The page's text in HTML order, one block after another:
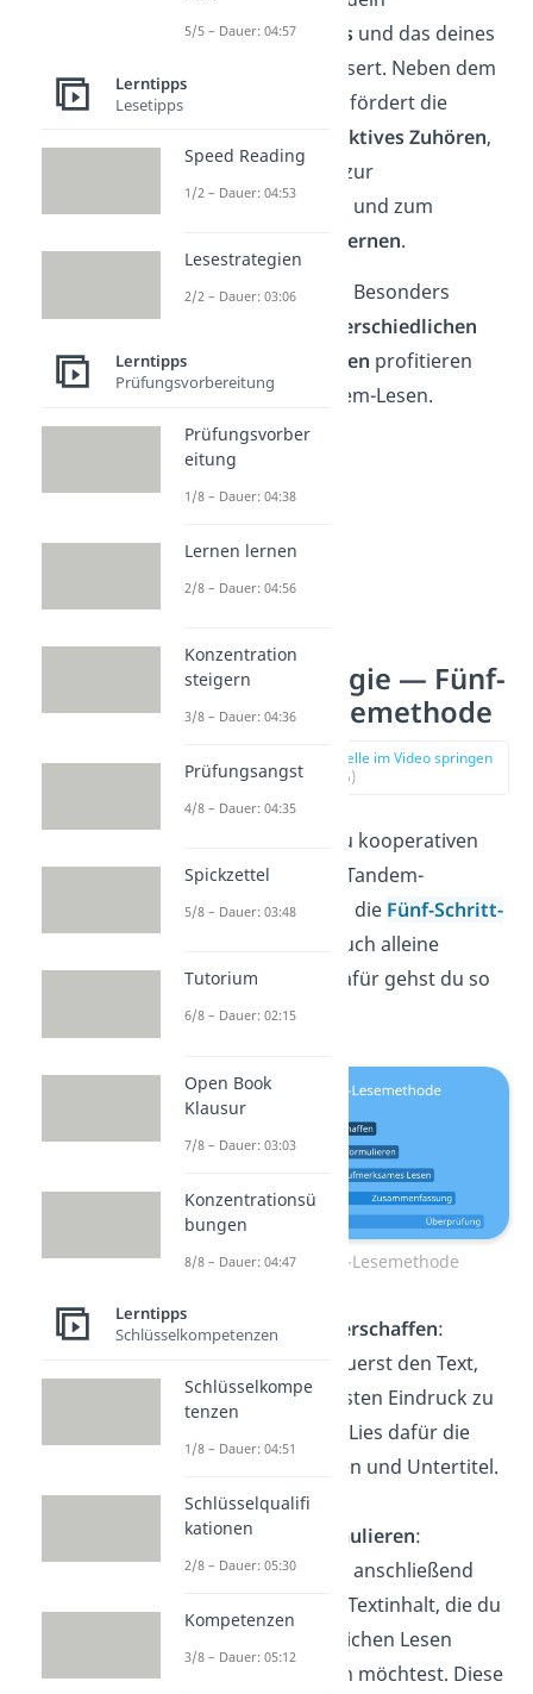
Leseverständnis und das deines
Partners verbessert. Neben dem
Textverständnis fördert die
aktives Zuhören,
deine Fähigkeit zur
Selbstkorrektur
und zum
gemeinsamen Lernen.
Schon gewusst?
Besonders
unterschiedlichen
Lesekompetenzen profitieren
stark vom Tandem-Lesen.
Lesestrategie — Fünf-
Schritt-Lesemethode
zur Stelle im Video springen
(01:36)
Im Gegensatz zu kooperativen
Lesen und dem Tandem-
Lesen kannst du die Fünf-Schritt-
auch alleine
durchführen. Dafür gehst du so
vor:
Fünf-Schritt-Lesemethode
Überblick verschaffen:
Überfliege zuerst den Text,
um einen ersten Eindruck zu
bekommen. Lies dafür die
Überschriften und Untertitel.
Fragen formulieren:
Überlege dir anschließend
Fragen zum Textinhalt, die du
beim gründlichen Lesen
beantworten möchtest. Diese
5/5 – Dauer: 04:57
Lerntipps
Lesetipps
Speed Reading
1/2 – Dauer: 04:53
Lesestrategien
2/2 – Dauer: 03:06
Lerntipps
Prüfungsvorbereitung
Prüfungsvorber
eitung
1/8 – Dauer: 04:38
Lernen lernen
2/8 – Dauer: 04:56
Konzentration
steigern
3/8 – Dauer: 04:36
Prüfungsangst
4/8 – Dauer: 04:35
Spickzettel
5/8 – Dauer: 03:48
Tutorium
6/8 – Dauer: 02:15
Open Book
Klausur
7/8 – Dauer: 03:03
Konzentrationsü
bungen
8/8 – Dauer: 04:47
Lerntipps
Schlüsselkompetenzen
Schlüsselkompe
tenzen
1/8 – Dauer: 04:51
Schlüsselqualifi
kationen
2/8 – Dauer: 05:30
Kompetenzen
3/8 – Dauer: 05:12